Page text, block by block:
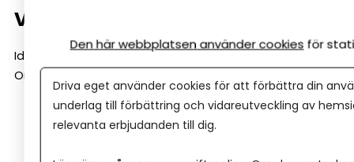
växer?
Idag kanske du bara behöver ett konto.
Om två år kanske du behöver:
Checkkredit
Leasing
Den här webbplatsen använder cookies för
Driva eget använder cookies för att förbättra din
underlag till förbättring och vidareutveckling av
relevanta erbjudanden till dig.